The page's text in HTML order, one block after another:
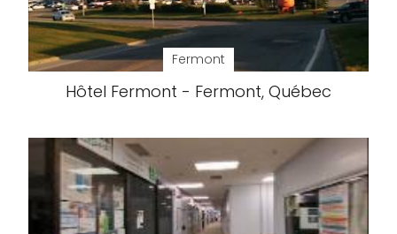
Fermont
Hôtel Fermont - Fermont, Québec